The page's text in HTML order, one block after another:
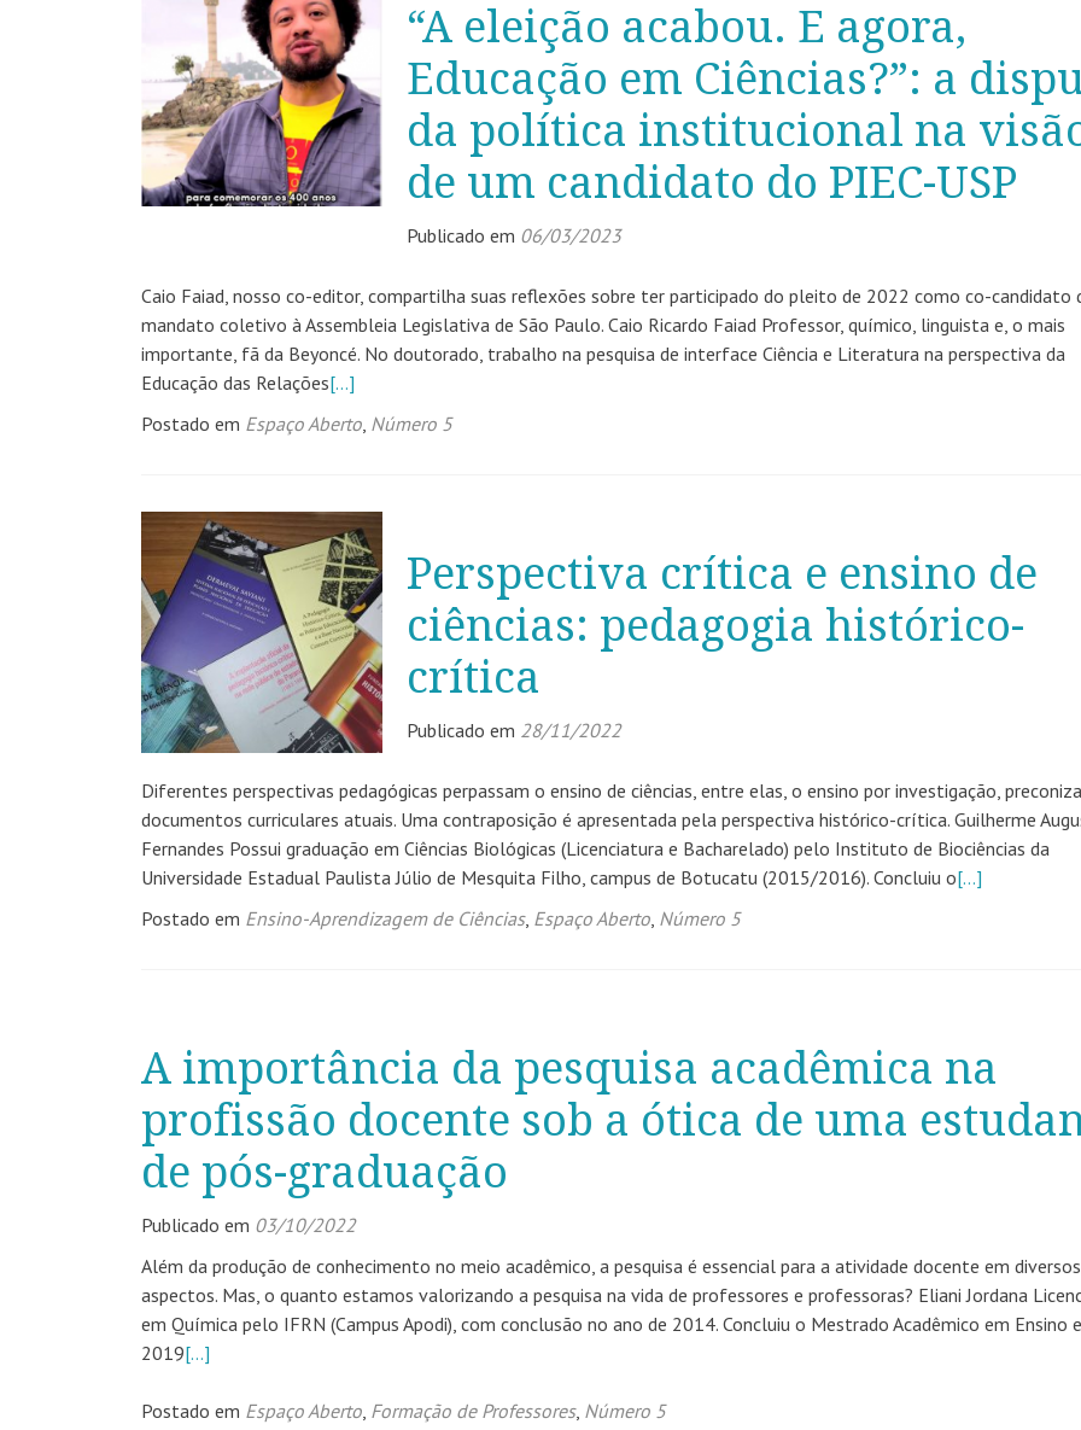
“A eleição acabou. E agora,
Educação em Ciências?”: a
da política institucional na
de um candidato do PIEC-USP
Publicado em 06/03/2023
Caio Faiad, nosso co-editor, compartilha suas reflexões sobre ter participado do pleito de 2022 como co-candidato
mandato coletivo à Assembleia Legislativa de São Paulo. Caio Ricardo Faiad Professor, químico, linguista e, o mais
importante, fã da Beyoncé. No doutorado, trabalho na pesquisa de interface Ciência e Literatura na perspectiva da
Educação das Relações[…]
Postado em Espaço Aberto, Número 5
Perspectiva crítica e ensino de
ciências: pedagogia histórico-
crítica
Publicado em 28/11/2022
Diferentes perspectivas pedagógicas perpassam o ensino de ciências, entre elas, o ensino por investigação,
documentos curriculares atuais. Uma contraposição é apresentada pela perspectiva histórico-crítica. Guilherme
Fernandes Possui graduação em Ciências Biológicas (Licenciatura e Bacharelado) pelo Instituto de Biociências da
Universidade Estadual Paulista Júlio de Mesquita Filho, campus de Botucatu (2015/2016). Concluiu o[…]
Postado em Ensino-Aprendizagem de Ciências, Espaço Aberto, Número 5
A importância da pesquisa acadêmica na
profissão docente sob a ótica de uma
de pós-graduação
Publicado em 03/10/2022
Além da produção de conhecimento no meio acadêmico, a pesquisa é essencial para a atividade docente em diversos
aspectos. Mas, o quanto estamos valorizando a pesquisa na vida de professores e professoras? Eliani Jordana
em Química pelo IFRN (Campus Apodi), com conclusão no ano de 2014. Concluiu o Mestrado Acadêmico em Ensino
2019[…]
Postado em Espaço Aberto, Formação de Professores, Número 5